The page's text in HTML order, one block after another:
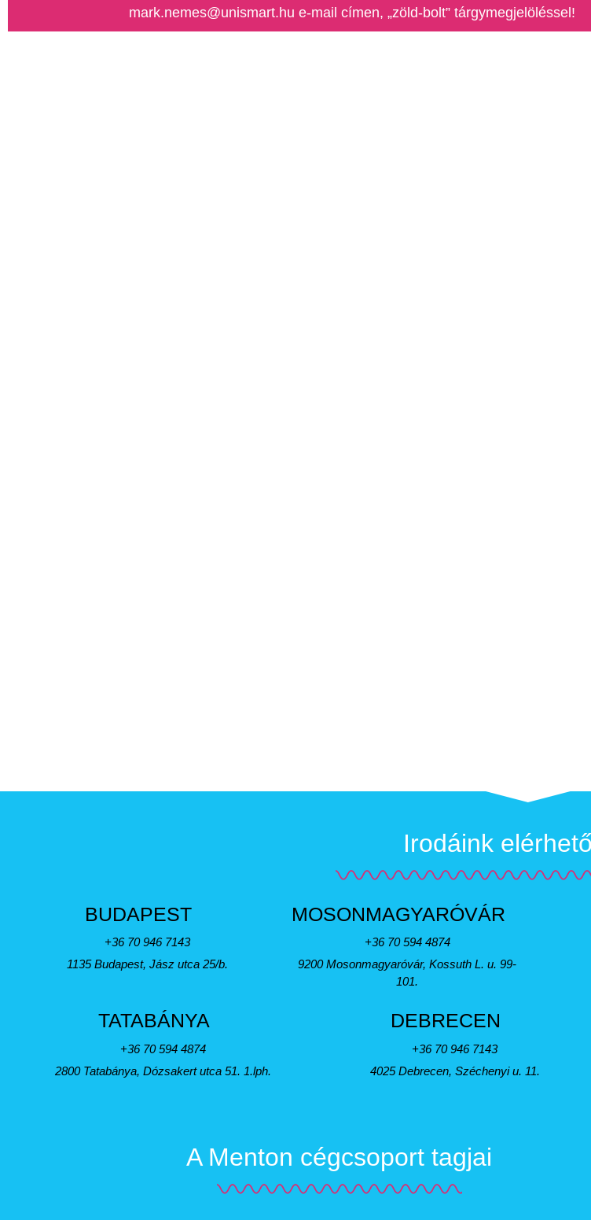
mark.nemes@unismart.hu e-mail címen, „zöld-bolt” tárgymegjelöléssel!
Irodáink
BUDAPEST
+36 70 946 7143
1135 Budapest, Jász utca 25/b.
MOSONMAGYARÓVÁR
+36 70 594 4874
9200 Mosonmagyaróvár, Kossuth L. u. 99-
101.
TATABÁNYA
+36 70 594 4874
2800 Tatabánya, Dózsakert utca 51. 1.lph.
DEBRECEN
+36 70 946 7143
4025 Debrecen, Széchenyi u. 11.
A Menton cégcsoport tagjai